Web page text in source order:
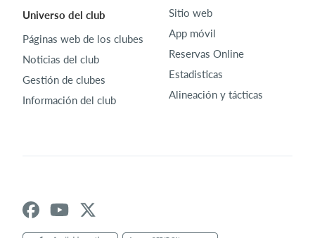
Universo del club
Páginas web de los clubes
Noticias del club
Gestión de clubes
Información del club
Sitio web
App móvil
Reservas Online
Estadisticas
Alineación y tácticas